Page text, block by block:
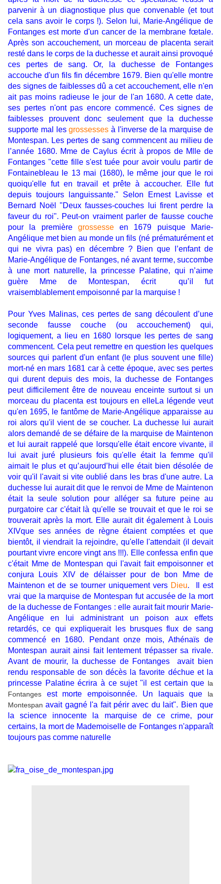
parvenir à un diagnostique plus que convenable (et tout
cela sans avoir le corps !). Selon lui, Marie-Angélique de
Fontanges est morte d'un cancer de la membrane fœtale.
Après son accouchement, un morceau de placenta serait
resté dans le corps de la duchesse et aurait ainsi provoqué
ces pertes de sang. Or, la duchesse de Fontanges
accouche d'un fils fin décembre 1679. Bien qu'elle montre
des signes de faiblesses dû a cet accouchement, elle n'en
ait pas moins radieuse le jour de l'an 1680. A cette date,
ses pertes n'ont pas encore commencé. Ces signes de
faiblesses prouvent donc seulement que la duchesse
supporte mal lesgrossesses à l'inverse de la marquise de
Montespan. Les pertes de sang commencent au milieu de
l’année 1680. Mme de Caylus écrit à propos de Mlle de
Fontanges "cette fille s'est tuée pour avoir voulu partir de
Fontainebleau le 13 mai (1680), le même jour que le roi
quoiqu'elle fut en travail et prête à accoucher. Elle fut
depuis toujours languissante." Selon Ernest Lavisse et
Bernard Noël "Deux fausses-couches lui firent perdre la
faveur du roi". Peut-on vraiment parler de fausse couche
pour la première grossesseen 1679 puisque Marie-
Angélique met bien au monde un fils (né prématurément et
qui ne vivra pas) en décembre ? Bien que l’enfant de
Marie-Angélique de Fontanges, né avant terme, succombe
à une mort naturelle, la princesse Palatine, qui n’aime
guère Mme de Montespan, écrit qu’il fut
vraisemblablement empoisonné par la marquise !
Pour Yves Malinas, ces pertes de sang découlent d’une
seconde fausse couche (ou accouchement) qui,
logiquement, a lieu en 1680 lorsque les pertes de sang
commencent. Cela peut remettre en question les quelques
sources qui parlent d'un enfant (le plus souvent une fille)
mort-né en mars 1681 car à cette époque, avec ses pertes
qui durent depuis des mois, la duchesse de Fontanges
peut difficilement être de nouveau enceinte surtout si un
morceau du placenta est toujours en elleLa légende veut
qu'en 1695, le fantôme de Marie-Angélique apparaisse au
roi alors qu'il vient de se coucher. La duchesse lui aurait
alors demandé de se défaire de la marquise de Maintenon
et lui aurait rappelé que lorsqu'elle était encore vivante, il
lui avait juré plusieurs fois qu'elle était la femme qu'il
aimait le plus et qu’aujourd’hui elle était bien désolée de
voir qu'il l'avait si vite oublié dans les bras d'une autre. La
duchesse lui aurait dit que le renvoi de Mme de Maintenon
était la seule solution pour alléger sa future peine au
purgatoire car c'était là qu'elle se trouvait et que le roi se
trouverait après la mort. Elle aurait dit également à Louis
XIVque ses années de règne étaient comptées et que
bientôt, il viendrait la rejoindre, qu'elle l'attendait (il devait
pourtant vivre encore vingt ans !!!). Elle confessa enfin que
c'était Mme de Montespan qui l'avait fait empoisonner et
conjura Louis XIV de délaisser pour de bon Mme de
Maintenon et de se tourner uniquement vers Dieu. Il est
vrai que la marquise de Montespan fut accusée de la mort
de la duchesse de Fontanges : elle aurait fait mourir Marie-
Angélique en lui administrant un poison aux effets
retardés, ce qui expliquerait les brusques flux de sang
commencé en 1680. Pendant onze mois, Athénaïs de
Montespan aurait ainsi fait lentement trépasser sa rivale.
Avant de mourir, la duchesse de Fontanges avait bien
rendu responsable de son décès la favorite déchue et la
princesse Palatine écrira à ce sujet "il est certain que la
Fontanges est morte empoisonnée. Un laquais que la
Montespanavait gagné l'a fait périr avec du lait". Bien que
la science innocente la marquise de ce crime, pour
certains, la mort de Mademoiselle de Fontanges n'apparaît
toujours pas comme naturelle